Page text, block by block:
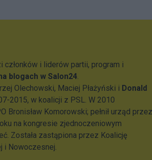
i liderów partii, program i
blogach w Salon24.
Olechowski, Maciej Płażyński i Donald
2015, w koalicji z PSL. W 2010
Bronisław Komorowski; pełnił urząd przez
na kongresie zjednoczeniowym
Została zastąpiona przez Koalicję
i Nowoczesnej.